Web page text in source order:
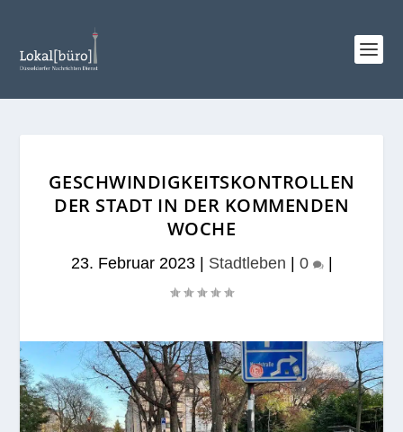
GESCHWINDIGKEITSKONTROLLEN
DER STADT IN DER KOMMENDEN
WOCHE
23. Februar 2023| Stadtleben 0 |